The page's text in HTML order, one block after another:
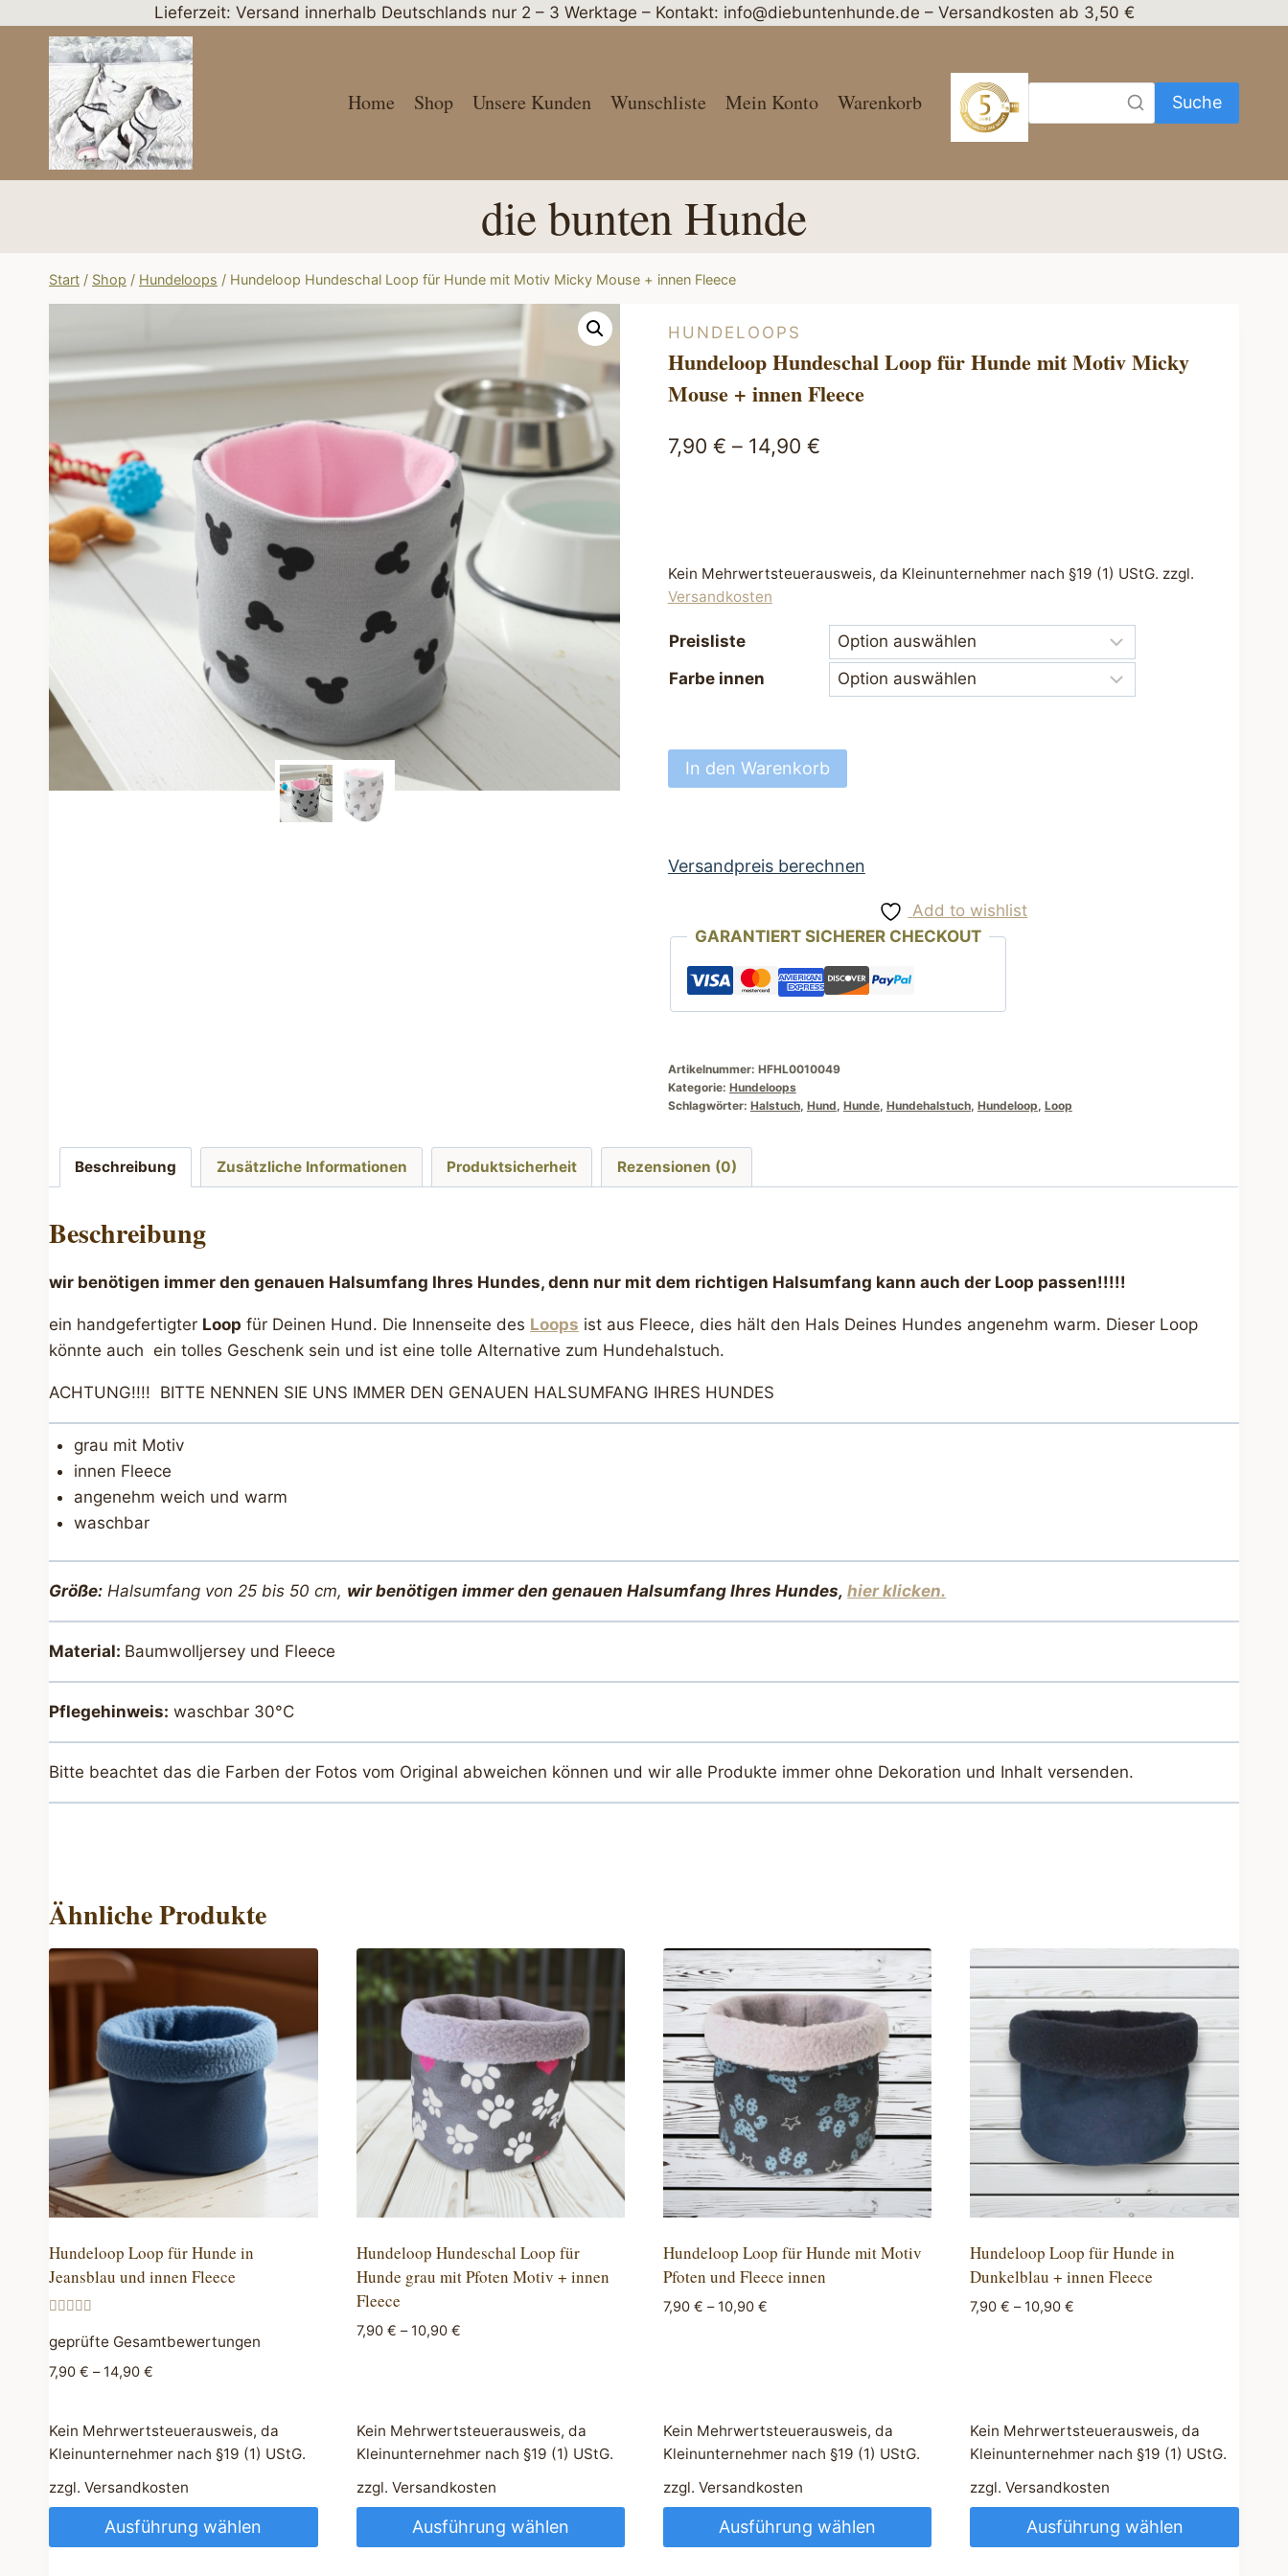
springen
Lieferzeit: Versand innerhalb Deutschlands nur 2 – 3 Werktage – Kontakt: info@diebuntenhunde.de – Versandkosten ab 3,50 €
Home Shop Unsere Kunden Wunschliste Mein Konto Warenkorb Suche
die bunten Hunde
Start / Shop / Hundeloops / Hundeloop Hundeschal Loop für Hunde mit Motiv Micky Mouse + innen Fleece
HUNDELOOPS
Hundeloop Hundeschal Loop für Hunde mit Motiv Micky
Mouse + innen Fleece
7,90 € – 14,90 €
Kein Mehrwertsteuerausweis, da Kleinunternehmer nach §19 (1) UStG. zzgl.
Versandkosten
Preisliste
Farbe innen
Hundeloop
Hundeschal
Hunde
Micky
Mouse
Menge
In den Warenkorb
Versandpreis berechnen
Add to wishlist
GARANTIERT SICHERER CHECKOUT
Artikelnummer: HFHL0010049
Kategorie: Hundeloops
Schlagwörter: Halstuch, Hund, Hunde, Hundehalstuch, Hundeloop, Loop
Beschreibung Zusätzliche Informationen Produktsicherheit Rezensionen (0)
Beschreibung
wir benötigen immer den genauen Halsumfang Ihres Hundes, denn nur mit dem richtigen Halsumfang kann auch der Loop passen!!!!!
ein handgefertigter Loop für Deinen Hund. Die Innenseite des Loops ist aus Fleece, dies hält den Hals Deines Hundes angenehm warm. Dieser Loop
könnte auch ein tolles Geschenk sein und ist eine tolle Alternative zum Hundehalstuch.
ACHTUNG!!!! BITTE NENNEN SIE UNS IMMER DEN GENAUEN HALSUMFANG IHRES HUNDES
grau mit Motiv
innen Fleece
angenehm weich und warm
waschbar
Größe: Halsumfang von 25 bis 50 cm, wir benötigen immer den genauen Halsumfang Ihres Hundes,hier klicken.
Material: Baumwolljersey und Fleece
Pflegehinweis: waschbar 30°C
Bitte beachtet das die Farben der Fotos vom Original abweichen können und wir alle Produkte immer ohne Dekoration und Inhalt versenden.
Ähnliche Produkte
Hundeloop Loop für Hunde in
Jeansblau und innen Fleece
mit
5.00
von 5
geprüfte Gesamtbewertungen
7,90€ –14,90€
Kein Mehrwertsteuerausweis, da
Kleinunternehmer nach §19 (1) UStG.
zzgl.Versandkosten
Ausführung wählen
Hundeloop Hundeschal Loop für
Hunde grau mit Pfoten Motiv + innen
Fleece
7,90 € –10,90 €
Kein Mehrwertsteuerausweis, da
Kleinunternehmer nach §19 (1) UStG.
zzgl. Versandkosten
Ausführung wählen
Hundeloop Loop für Hunde mit Motiv
Pfoten und Fleece innen
7,90 € –10,90 €
Kein Mehrwertsteuerausweis, da
Kleinunternehmer nach §19 (1) UStG.
zzgl. Versandkosten
Ausführung wählen
Hundeloop Loop für Hunde in
Dunkelblau + innen Fleece
7,90€ –10,90€
Kein Mehrwertsteuerausweis, da
Kleinunternehmer nach §19 (1) UStG.
zzgl.Versandkosten
Ausführung wählen